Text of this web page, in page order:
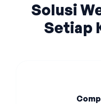
Solusi
Setiap